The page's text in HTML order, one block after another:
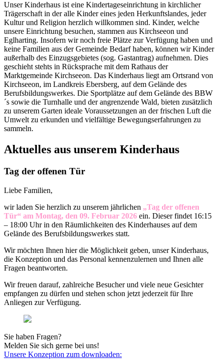
Unser Kinderhaus ist eine Kindertageseinrichtung in kirchlicher
Trägerschaft in der alle Kinder eines jeden Herkunftslandes, jeder
Kultur und Religion herzlich willkommen sind. Kinder, welche
unsere Einrichtung besuchen, stammen aus Kirchseeon und
Eglharting. Insofern wir noch freie Plätze zur Verfügung haben und
keine Familien aus der Gemeinde Bedarf haben, können wir Kinder
außerhalb des Einzugsgebietes (sog. Gastantrag) aufnehmen. Dies
geschieht stehts in Rücksprache mit dem Rathaus der
Marktgemeinde Kirchseeon. Das Kinderhaus liegt am Ortsrand von
Kirchseeon, im Landkreis Ebersberg, auf dem Gelände des
Berufsbildungswerkes. Die Sportplätze auf dem Gelände des BBW
´s sowie die Turnhalle und der angrenzende Wald, bieten zusätzlich
zu unserem Garten ideale Voraussetzungen an der frischen Luft die
Umwelt zu erkunden und vielfältige Bewegungserfahrungen zu
sammeln.
Aktuelles aus unserem Kinderhaus
Tag der offenen Tür
Liebe Familien,
wir laden Sie herzlich zu unserem jährlichen „Tag der offenen
Tür“ am Montag, den 09. Februar 2026 ein. Dieser findet 16:15
– 18:00 Uhr in den Räumlichkeiten des Kinderhauses auf dem
Gelände des Berufsbildungswerkes statt.
Wir möchten Ihnen hier die Möglichkeit geben, unser Kinderhaus,
die Konzeption und das Personal kennenzulernen und Ihnen alle
Fragen beantworten.
Wir freuen darauf, zahlreiche Besucher und viele neue Gesichter
empfangen zu dürfen und stehen schon jetzt jederzeit für Ihre
Anliegen zur Verfügung.
Sie haben Fragen?
Melden Sie sich gerne bei uns!
Unsere Konzeption zum downloaden: